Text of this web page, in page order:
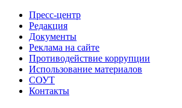
Пресс-центр
Редакция
Документы
Реклама на сайте
Противодействие коррупции
Использование материалов
СОУТ
Контакты